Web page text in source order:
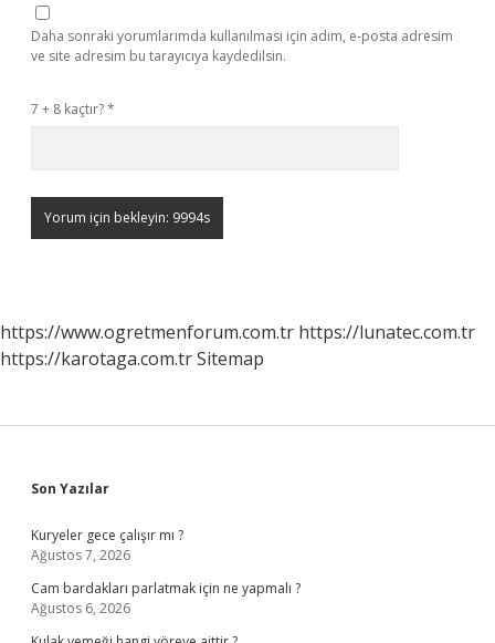
Daha sonraki yorumlarımda kullanılması için adım, e-posta adresim
ve site adresim bu tarayıcıya kaydedilsin.
7 + 8 kaçtır?*
https://www.ogretmenforum.com.tr https://lunatec.com.tr
https://karotaga.com.trSitemap
Sidebar
Son Yazılar
Kuryeler gece çalışır mı ?
Ağustos 7, 2026
Cam bardakları parlatmak için ne yapmalı ?
Ağustos 6, 2026